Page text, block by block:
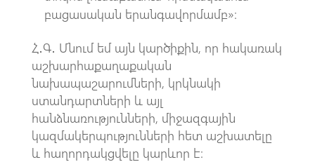
բացասական երանգավորմամբ»։
Հ․Գ․ Մնում եմ այն կարծիքին, որ հակառակ
աշխարհաքաղաքական
նախապաշարումների, կրկնակի
ստանդարտների և այլ
հանձնառությունների, միջազգային
կազմակերպությունների հետ աշխատելը
և հաղորդակցվելը կարևոր է։